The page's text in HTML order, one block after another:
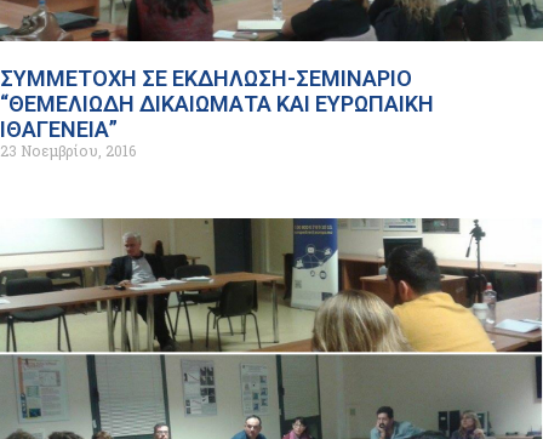
ΣΥΜΜΕΤΟΧΗ ΣΕ ΕΚΔΗΛΩΣΗ-ΣΕΜΙΝΑΡΙΟ
“ΘΕΜΕΛΙΩΔΗ ΔΙΚΑΙΩΜΑΤΑ ΚΑΙ ΕΥΡΩΠΑΙΚΗ
ΙΘΑΓΕΝΕΙΑ”
23 Νοεμβρίου, 2016